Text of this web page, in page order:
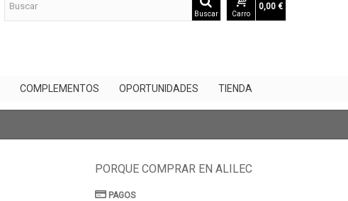
Buscar Carro
0,00 €
COMPLEMENTOS OPORTUNIDADES TIENDA
PORQUE COMPRAR EN ALILEC
PAGOS